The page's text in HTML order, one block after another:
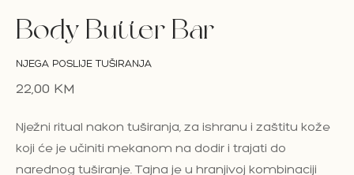
Body Butter Bar
NJEGA POSLIJE TUŠIRANJA
22,00 KM
Nježni ritual nakon tuširanja, za ishranu i zaštitu kože
koji će je učiniti mekanom na dodir i trajati do
narednog tuširanje. Tajna je u hranjivoj kombinaciji